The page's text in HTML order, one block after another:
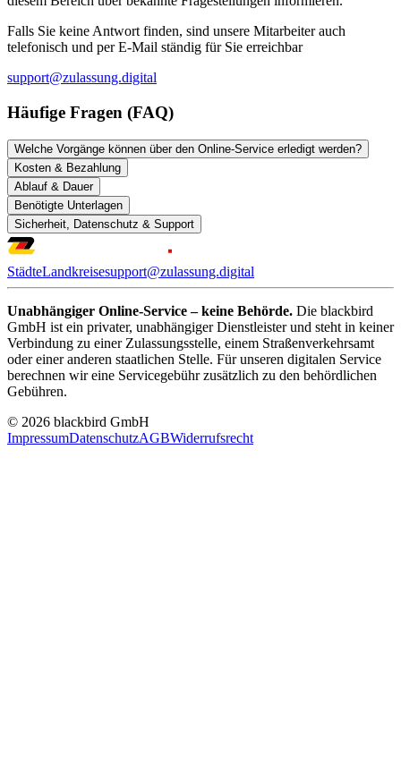
Falls Sie keine Antwort finden, sind unsere Mitarbeiter auch
telefonisch und per E-Mail ständig für Sie erreichbar
support@zulassung.digital
Häufige Fragen (FAQ)
Welche Vorgänge können über den Online-Service erledigt werden?
Kosten & Bezahlung
Ablauf & Dauer
Benötigte Unterlagen
Sicherheit, Datenschutz & Support
StädteLandkreisesupport@zulassung.digital
Unabhängiger Online-Service – keine Behörde. Die blackbird
GmbH ist ein privater, unabhängiger Dienstleister und steht in keiner
Verbindung zu einer Zulassungsstelle, einem Straßenverkehrsamt
oder einer anderen staatlichen Stelle. Für unseren digitalen Service
berechnen wir eine Servicegebühr zusätzlich zu den behördlichen
Gebühren.
© 2026 blackbird GmbH
ImpressumDatenschutzAGBWiderrufsrecht